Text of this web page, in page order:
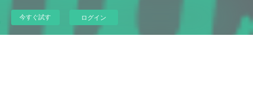
今すぐ試す ログイン